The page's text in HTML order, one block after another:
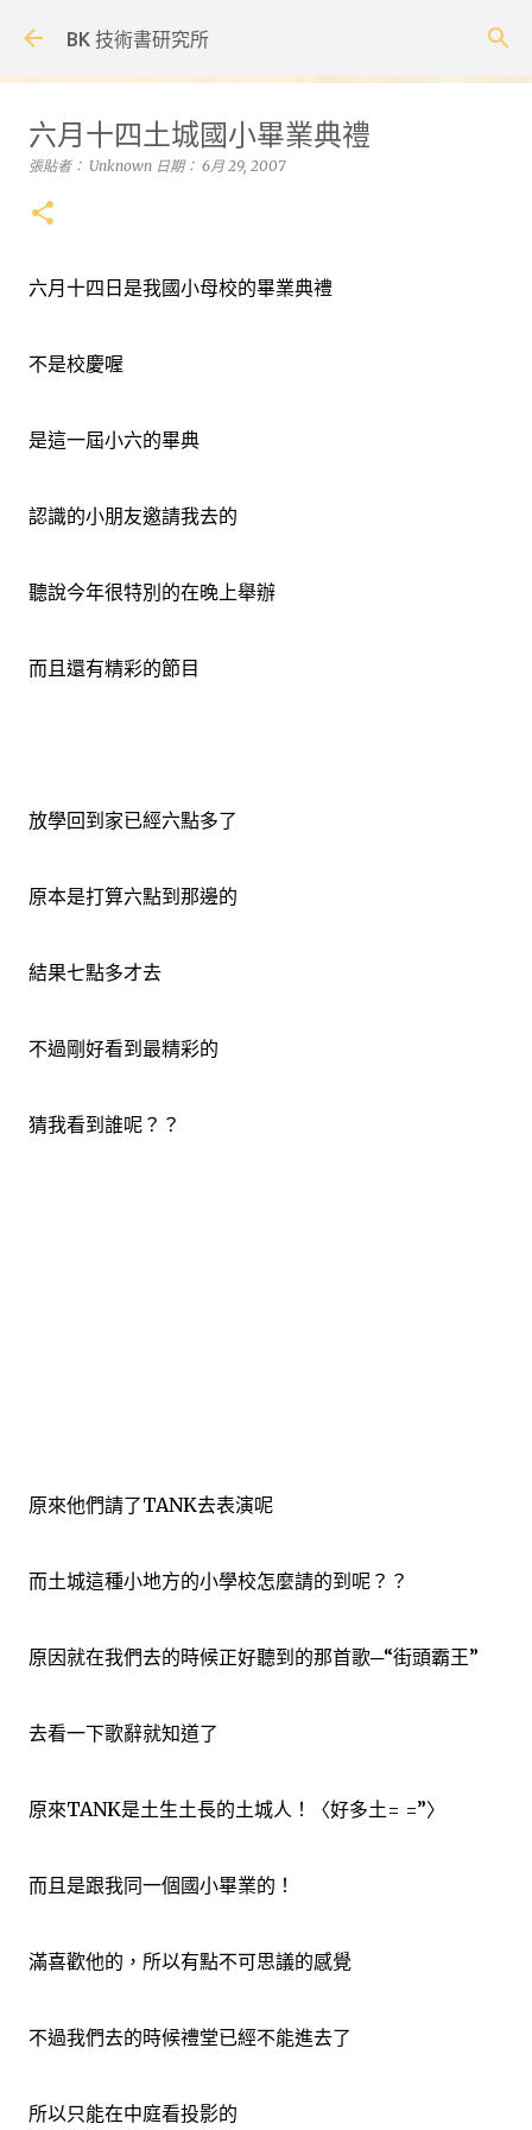
BK 技術書研究所
六月十四土城國小畢業典禮
張貼者： Unknown 日期： 6月 29, 2007
六月十四日是我國小母校的畢業典禮
不是校慶喔
是這一屆小六的畢典
認識的小朋友邀請我去的
聽說今年很特別的在晚上舉辦
而且還有精彩的節目
放學回到家已經六點多了
原本是打算六點到那邊的
結果七點多才去
不過剛好看到最精彩的
猜我看到誰呢？？
原來他們請了TANK去表演呢
而土城這種小地方的小學校怎麼請的到呢？？
原因就在我們去的時候正好聽到的那首歌─“街頭霸王”
去看一下歌辭就知道了
原來TANK是土生土長的土城人！〈好多土= =”〉
而且是跟我同一個國小畢業的！
滿喜歡他的，所以有點不可思議的感覺
不過我們去的時候禮堂已經不能進去了
所以只能在中庭看投影的